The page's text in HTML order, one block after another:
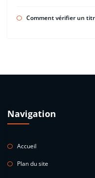
Comment vérifier un
Navigation
Accueil
Plan du site